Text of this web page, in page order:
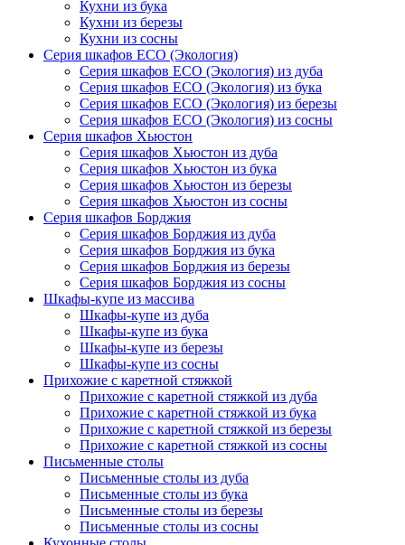
Кухни из бука
Кухни из березы
Кухни из сосны
Серия шкафов ECO (Экология)
Серия шкафов ECO (Экология) из дуба
Серия шкафов ECO (Экология) из бука
Серия шкафов ECO (Экология) из березы
Серия шкафов ECO (Экология) из сосны
Серия шкафов Хьюстон
Серия шкафов Хьюстон из дуба
Серия шкафов Хьюстон из бука
Серия шкафов Хьюстон из березы
Серия шкафов Хьюстон из сосны
Серия шкафов Борджия
Серия шкафов Борджия из дуба
Серия шкафов Борджия из бука
Серия шкафов Борджия из березы
Серия шкафов Борджия из сосны
Шкафы-купе из массива
Шкафы-купе из дуба
Шкафы-купе из бука
Шкафы-купе из березы
Шкафы-купе из сосны
Прихожие с каретной стяжкой
Прихожие с каретной стяжкой из дуба
Прихожие с каретной стяжкой из бука
Прихожие с каретной стяжкой из березы
Прихожие с каретной стяжкой из сосны
Письменные столы
Письменные столы из дуба
Письменные столы из бука
Письменные столы из березы
Письменные столы из сосны